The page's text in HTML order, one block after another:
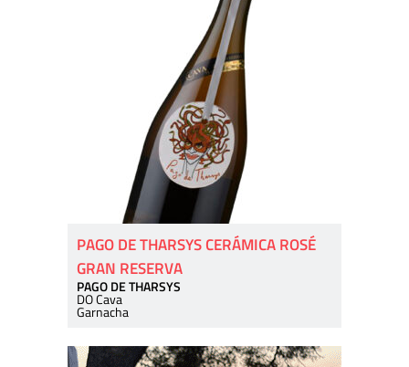
PAGO DE THARSYS CERÁMICA ROSÉ
GRAN RESERVA
PAGO DE THARSYS
DO Cava
Garnacha